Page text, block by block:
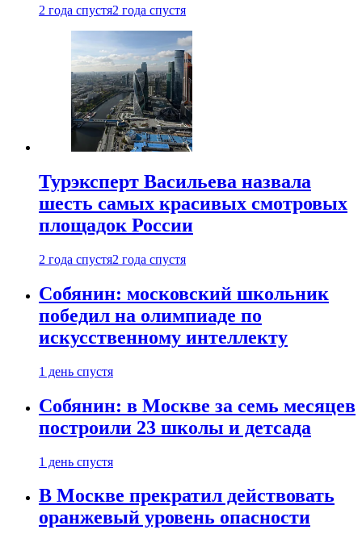
2 года спустя2 года спустя
Турэксперт Васильева назвала
шесть самых красивых смотровых
площадок России
2 года спустя2 года спустя
Собянин: московский школьник
победил на олимпиаде по
искусственному интеллекту
1 день спустя
Собянин: в Москве за семь месяцев
построили 23 школы и детсада
1 день спустя
В Москве прекратил действовать
оранжевый уровень опасности